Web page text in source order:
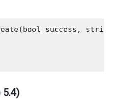
success,
5.4)